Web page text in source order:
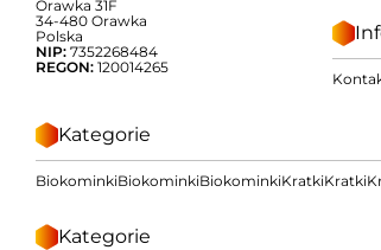
Orawka 31F
34-480 Orawka
Polska
NIP: 7352268484
REGON: 120014265
Kategorie
BiokominkiBiokominkiBiokominkiKratkiKratki
Kategorie